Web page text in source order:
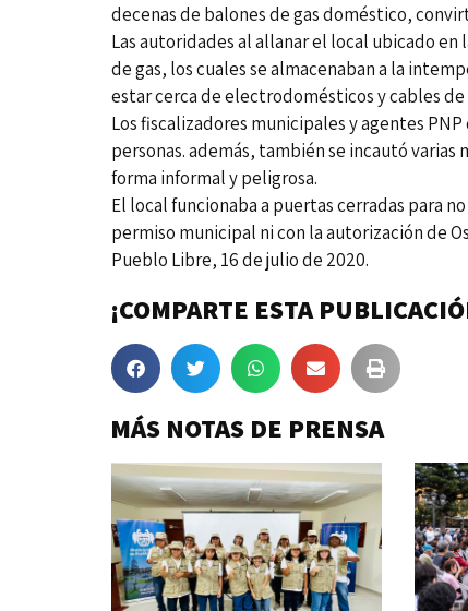
decenas de balones de gas doméstico,
Las autoridades al allanar el local ubicado en
de gas, los cuales se almacenaban a la
estar cerca de electrodomésticos y cables de
Los fiscalizadores municipales y agentes
personas. además, también se incautó
forma informal y peligrosa.
El local funcionaba a puertas cerradas para
permiso municipal ni con la autorización de
Pueblo Libre, 16 de julio de 2020.
¡COMPARTE ESTA
MÁS NOTAS DE PRENSA